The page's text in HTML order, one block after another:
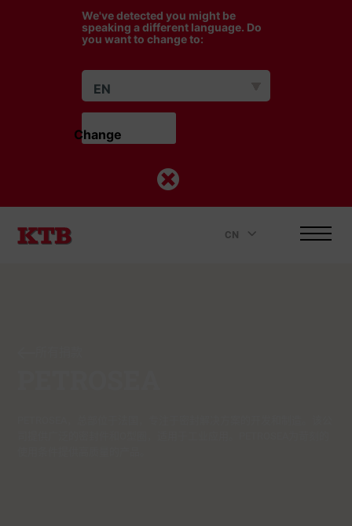
We've detected you might be
speaking a different language. Do
you want to change to:
EN
Change
CN .